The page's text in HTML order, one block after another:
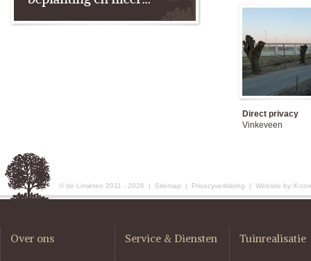
Direct privacy
Vinkeveen
© de Limieten 2011 - 2026 | Sitemap | Privacyverklaring | Website by X-
Over ons Service & Diensten Tuinrealisatie